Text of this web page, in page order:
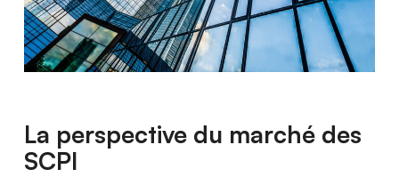
La perspective du marché des
SCPI